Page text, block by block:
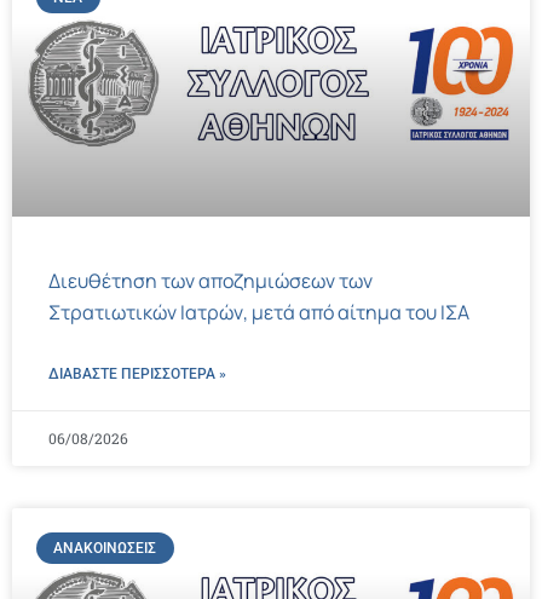
Διευθέτηση των αποζημιώσεων των
Στρατιωτικών Ιατρών, μετά από αίτημα του ΙΣΑ
ΔΙΑΒΑΣΤΕ ΠΕΡΙΣΣΌΤΕΡΑ »
06/08/2026
ΑΝΑΚΟΙΝΏΣΕΙΣ